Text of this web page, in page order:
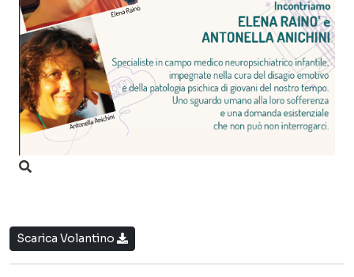
Scarica Volantino